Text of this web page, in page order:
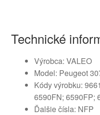
Technické
Výrobca: VALEO
Model: Peugeot
Kódy výrobku:
6590FN; 6590FP;
Ďalšie čísla: NFP